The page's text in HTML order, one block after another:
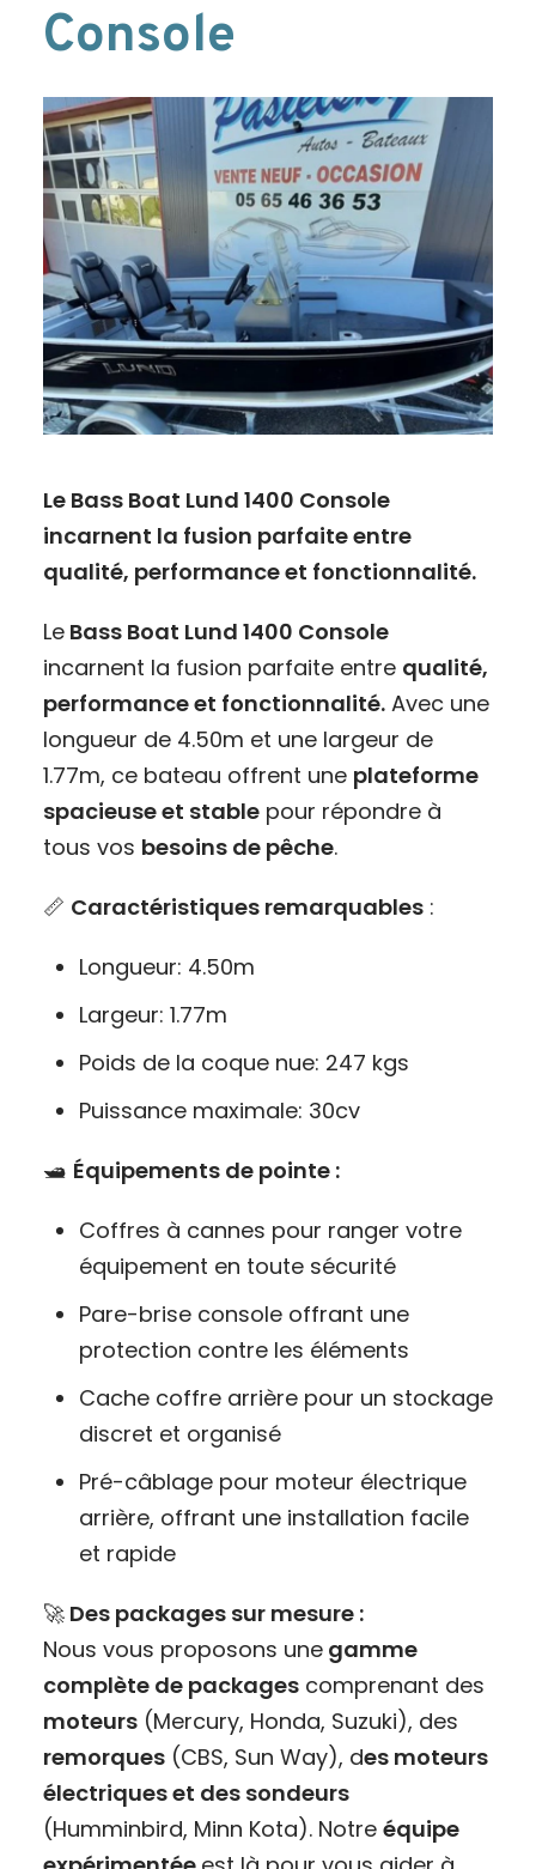
Console
Le Bass Boat Lund 1400 Console
incarnent la fusion parfaite entre
qualité, performance et fonctionnalité.
LeBass Boat Lund 1400 Console
incarnent la fusion parfaite entre qualité,
performance et fonctionnalité.Avec une
longueur de 4.50m et une largeur de
1.77m, ce bateau offrent une plateforme
spacieuse et stablepour répondre à
tous vos besoins de pêche.
📏 Caractéristiques remarquables:
Longueur: 4.50m
Largeur: 1.77m
Poids de la coque nue: 247 kgs
Puissance maximale: 30cv
🛥️ Équipements de pointe :
Coffres à cannes pour ranger votre
équipement en toute sécurité
Pare-brise console offrant une
protection contre les éléments
Cache coffre arrière pour un stockage
discret et organisé
Pré-câblage pour moteur électrique
arrière, offrant une installation facile
et rapide
🚀Des packages sur mesure :
Nous vous proposons unegamme
complète de packagescomprenant des
moteurs(Mercury, Honda, Suzuki), des
remorques(CBS, Sun Way), des moteurs
électriques et des sondeurs
(Humminbird, Minn Kota). Notre équipe